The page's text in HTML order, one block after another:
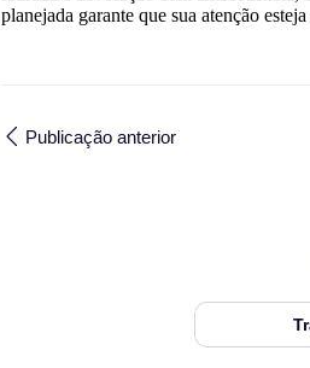
planejada garante que sua atenção
Publicação anterior